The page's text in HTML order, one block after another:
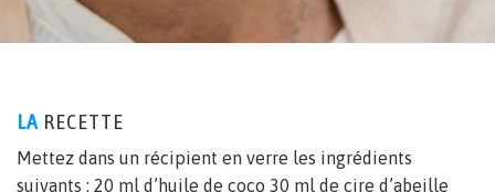
LA RECETTE
Mettez dans un récipient en verre les ingrédients
suivants : 20 ml d’huile de coco 30 ml de cire d’abeille